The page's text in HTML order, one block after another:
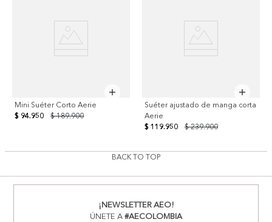
Mini Suéter Corto Aerie
$ 189.900
$ 94.950
Suéter ajustado de manga corta
Aerie
$ 239.900
$ 119.950
BACK TO TOP
¡NEWSLETTER AEO!
ÚNETE A#AECOLOMBIA